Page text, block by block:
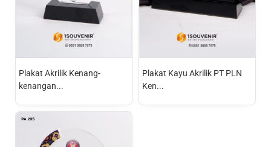
Plakat Akrilik Kenang-
kenangan...
Plakat Kayu Akrilik PT PLN
Ken...